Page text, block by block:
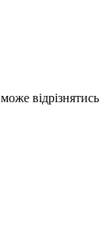
відрізнятись